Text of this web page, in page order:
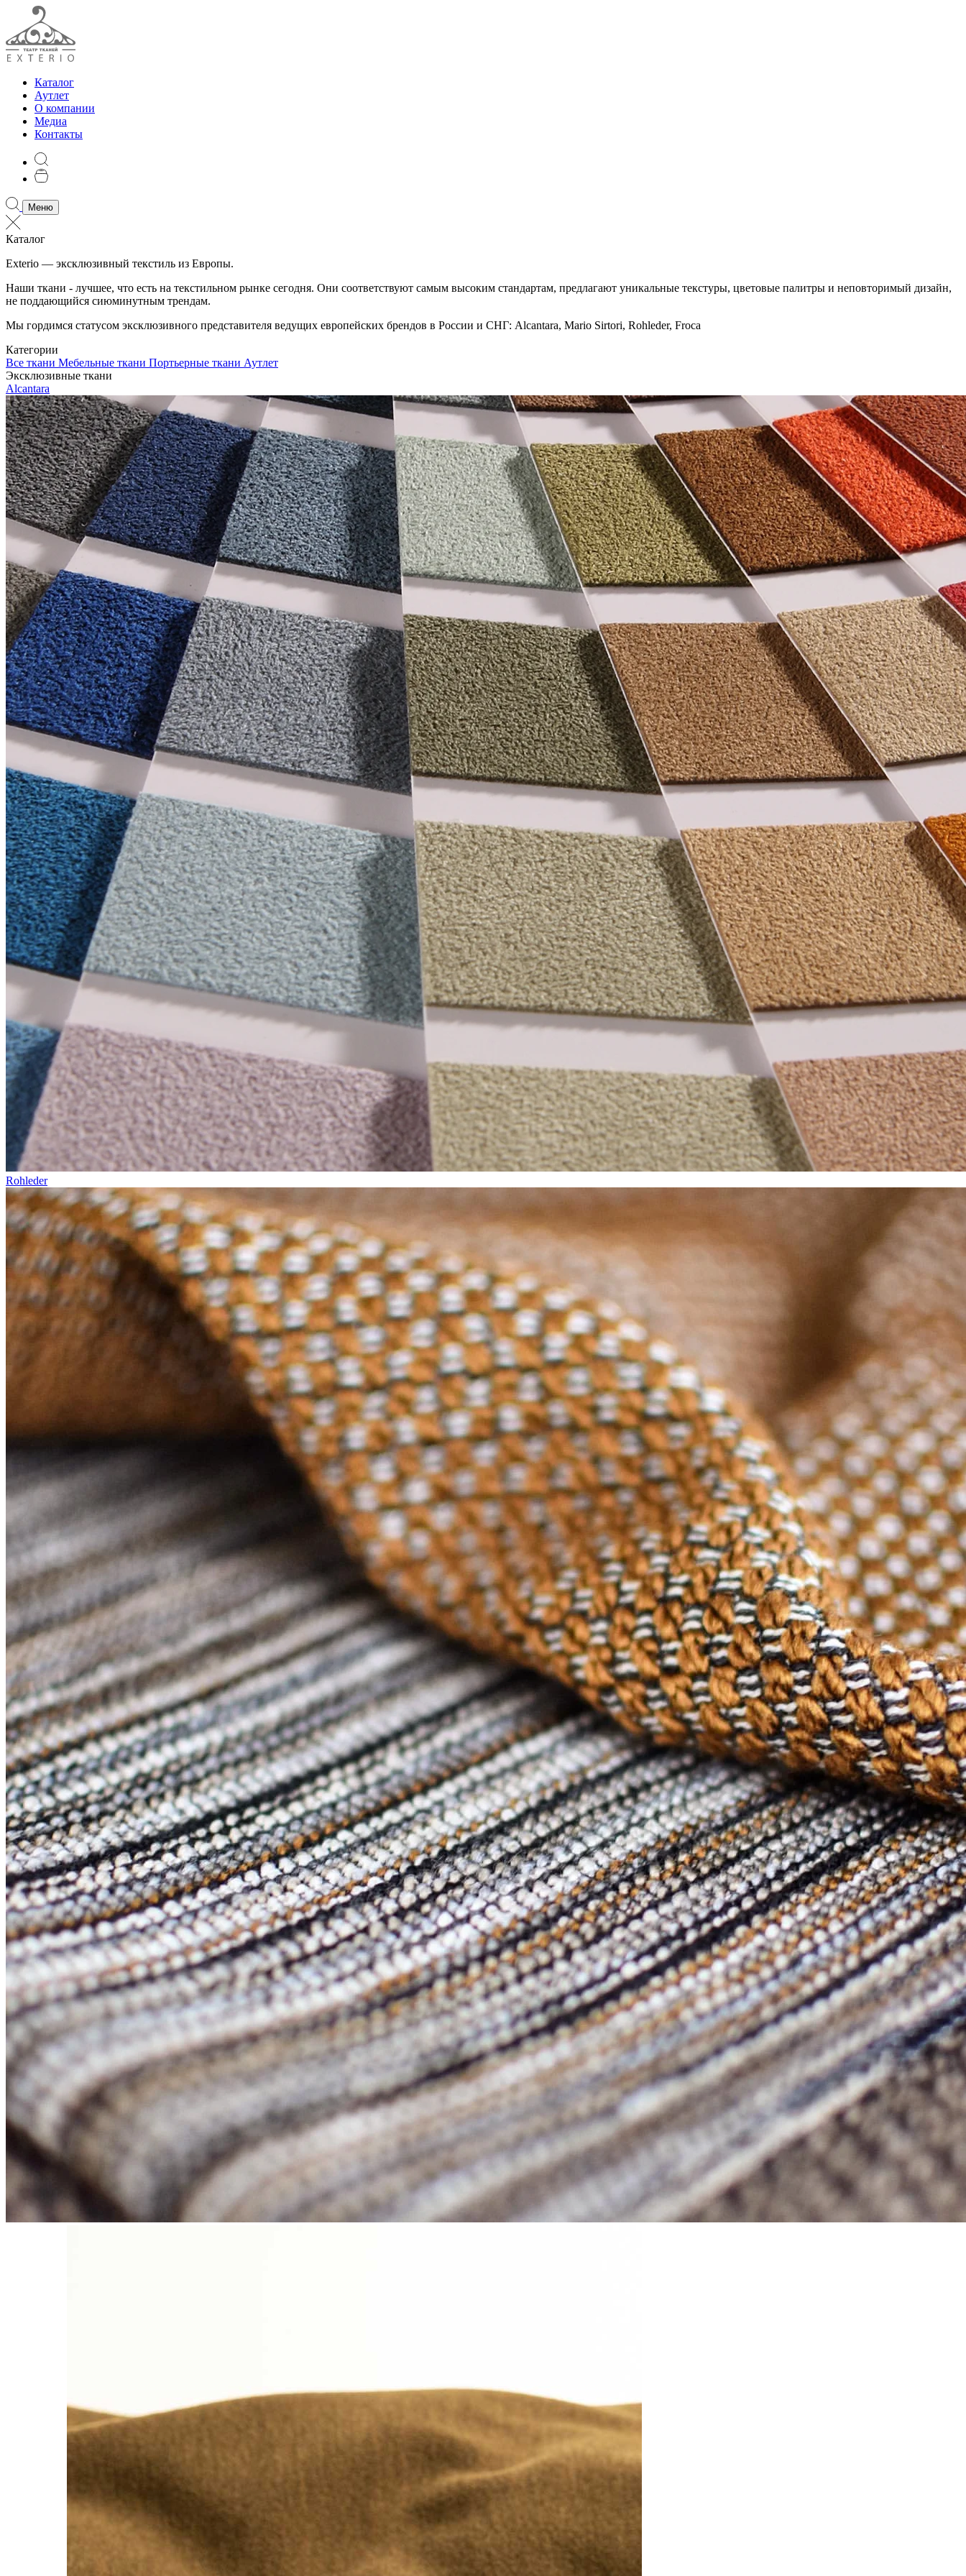
Каталог
Аутлет
О компании
Медиа
Контакты
Меню
Каталог
Exterio — эксклюзивный текстиль из Европы.
Наши ткани - лучшее, что есть на текстильном рынке сегодня. Они соответствуют самым высоким стандартам, предлагают уникальные текстуры, цветовые палитры и неповторимый дизайн,
не поддающийся сиюминутным трендам.
Мы гордимся статусом эксклюзивного представителя ведущих европейских брендов в России и СНГ: Alcantara, Mario Sirtori, Rohleder, Froca
Категории
Все ткани Мебельные ткани Портьерные ткани Аутлет
Эксклюзивные ткани
Alcantara
Rohleder